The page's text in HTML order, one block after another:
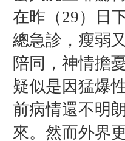
在昨（29）日
總急診，瘦弱
陪同，神情擔
疑似是因猛爆
前病情還不明
來。然而外界